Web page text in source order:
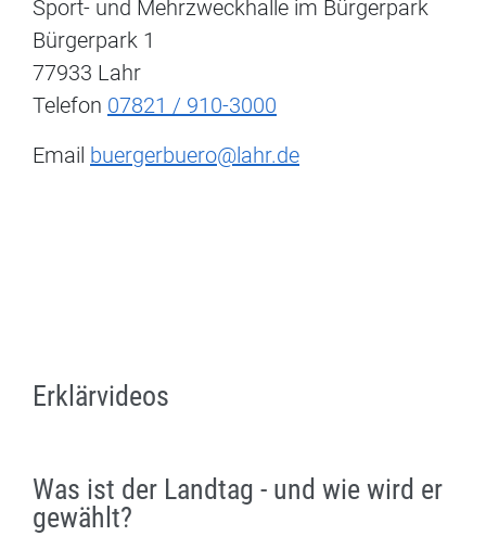
Sport- und Mehrzweckhalle im Bürgerpark
Bürgerpark 1
77933 Lahr
Telefon 07821 / 910-3000
Email buergerbuero@lahr.de
Erklärvideos
Was ist der Landtag - und wie wird er
gewählt?